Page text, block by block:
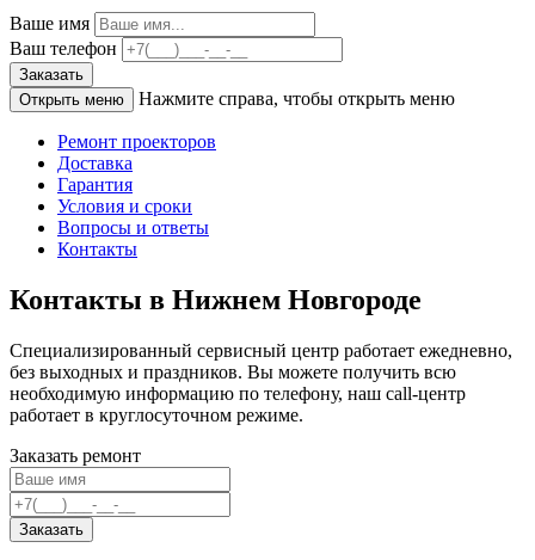
Ваше имя
Ваш телефон
Заказать
Открыть меню
Нажмите справа, чтобы открыть меню
Ремонт проекторов
Доставка
Гарантия
Условия и сроки
Вопросы и ответы
Контакты
Контакты в Нижнем Новгороде
Специализированный сервисный центр работает ежедневно,
без выходных и праздников. Вы можете получить всю
необходимую информацию по телефону, наш call-центр
работает в круглосуточном режиме.
Заказать ремонт
Заказать